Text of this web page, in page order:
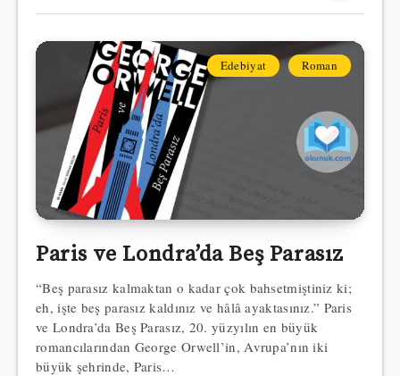
Edebiyat Roman
Paris ve Londra’da Beş Parasız
“Beş parasız kalmaktan o kadar çok bahsetmiştiniz ki;
eh, işte beş parasız kaldınız ve hâlâ ayaktasınız.” Paris
ve Londra’da Beş Parasız, 20. yüzyılın en büyük
romancılarından George Orwell’in, Avrupa’nın iki
büyük şehrinde, Paris…